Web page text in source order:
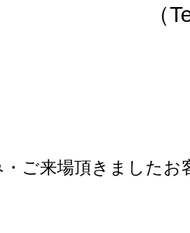
052-
ご来場頂きましたお